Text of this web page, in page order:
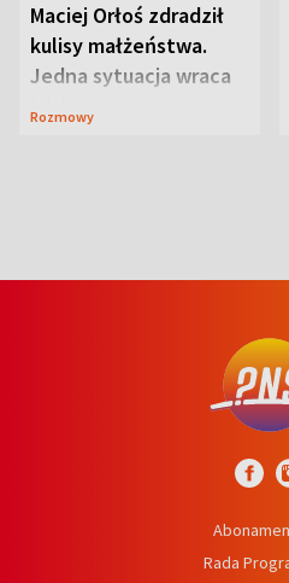
Maciej Orłoś zdradził
kulisy małżeństwa.
Jedna sytuacja wraca
jak bumerang
Rozmowy
Rada